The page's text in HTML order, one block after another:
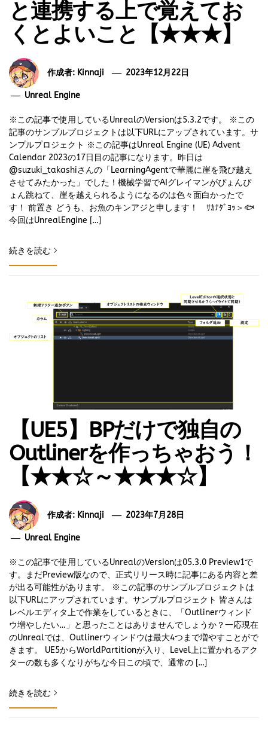
と連携する上で覚えてお
くとよいこと【★★★】
作成者: Kinnaji 2023年12月22日
Unreal Engine
※この記事で使用しているUnrealのVersionは5.3.2です。 ※この
記事のサンプルプロジェクトは以下URLにアップされています。サ
ンプルプロジェクト ※この記事はUnreal Engine (UE) Advent
Calendar 2023の17日目の記事になります。昨日は
@suzuki_takashiさんの「LearningAgentで華麗に崖を飛び越え
させてみたかった」でした！機械学習でAIグレイマンがぴょんぴ
ょん跳ねて、崖を越えられるようになるのは色々面白かったで
す！ 前置き どうも、お魚のキンアジと申します！ ｻｶﾅﾀﾞﾖｯ＞🐟
今回はUnrealEngine […]
続きを読む
【UE5】BPだけで独自の
Outlinerを作っちゃおう！
【★★☆～★★★☆】
作成者: Kinnaji 2023年7月28日
Unreal Engine
※この記事で使用しているUnrealのVersionは05.3.0 Preview1で
す。まだPreview版なので、正式リリース時に記事にある内容と差
が出る可能性があります。 ※この記事のサンプルプロジェクトは
以下URLにアップされています。サンプルプロジェクト 皆さんは
レベルエディタ上で作業をしているときに、「Outlinerウィンド
ウ増やしたい…」と思ったことはありませんでしょうか？一応現在
のUnrealでは、Outlinerウィンドウは最大4つまで増やすことがで
きます。 UE5からWorldPartitionが入り、Level上に置かれるアク
ターの数も多くなりがちな今日この頃で、通常の […]
続きを読む